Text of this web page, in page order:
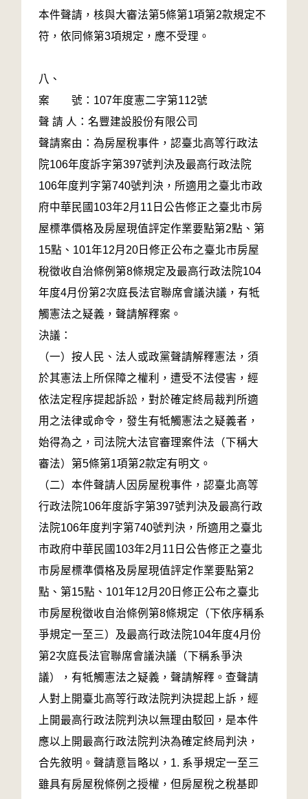
本件聲請，核與大審法第5條第1項第2款規定不
符，依同條第3項規定，應不受理。
八、
案 號：107年度憲二字第112號
聲 請 人：名豐建設股份有限公司
聲請案由：為房屋稅事件，認臺北高等行政法
院106年度訴字第397號判決及最高行政法院
106年度判字第740號判決，所適用之臺北市政
府中華民國103年2月11日公告修正之臺北市房
屋標準價格及房屋現值評定作業要點第2點、第
15點、101年12月20日修正公布之臺北市房屋
稅徵收自治條例第8條規定及最高行政法院104
年度4月份第2次庭長法官聯席會議決議，有牴
觸憲法之疑義，聲請解釋案。
決議：
（一）按人民、法人或政黨聲請解釋憲法，須
於其憲法上所保障之權利，遭受不法侵害，經
依法定程序提起訴訟，對於確定終局裁判所適
用之法律或命令，發生有牴觸憲法之疑義者，
始得為之，司法院大法官審理案件法（下稱大
審法）第5條第1項第2款定有明文。
（二）本件聲請人因房屋稅事件，認臺北高等
行政法院106年度訴字第397號判決及最高行政
法院106年度判字第740號判決，所適用之臺北
市政府中華民國103年2月11日公告修正之臺北
市房屋標準價格及房屋現值評定作業要點第2
點、第15點、101年12月20日修正公布之臺北
市房屋稅徵收自治條例第8條規定（下依序稱系
爭規定一至三）及最高行政法院104年度4月份
第2次庭長法官聯席會議決議（下稱系爭決
議），有牴觸憲法之疑義，聲請解釋。查聲請
人對上開臺北高等行政法院判決提起上訴，經
上開最高行政法院判決以無理由駁回，是本件
應以上開最高行政法院判決為確定終局判決，
合先敘明。聲請意旨略以，1. 系爭規定一至三
雖具有房屋稅條例之授權，但房屋稅之稅基即